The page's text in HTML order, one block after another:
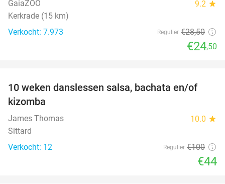
GaiaZOO 9.2 star
Kerkrade (15 km)
Verkocht: 7.973
Regulier €28,50
€24,50
56%
10 weken danslessen salsa, bachata en/of
kizomba
James Thomas 10.0 star
Sittard
Verkocht: 12
Regulier €100
€44